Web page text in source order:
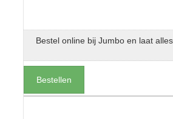
Bestel online bij Jumbo en laat
Bestellen